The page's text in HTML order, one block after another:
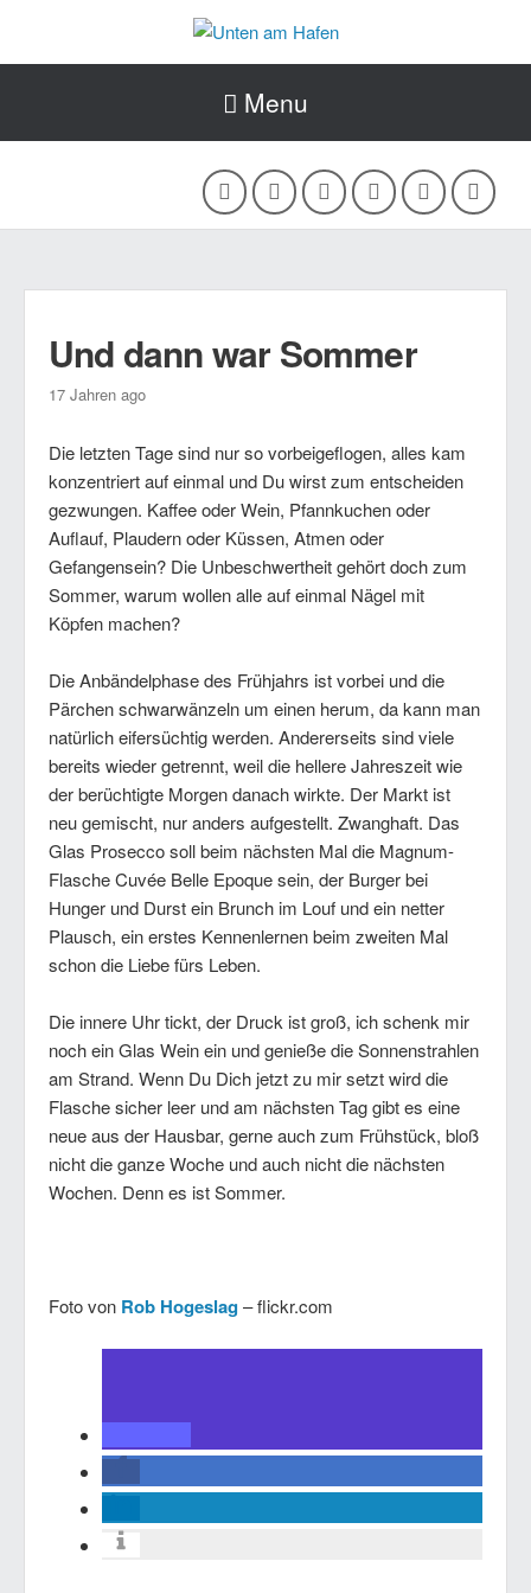
Menu
Und dann war Sommer
17 Jahren ago
Die letzten Tage sind nur so vorbeigeflogen, alles kam
konzentriert auf einmal und Du wirst zum entscheiden
gezwungen. Kaffee oder Wein, Pfannkuchen oder
Auflauf, Plaudern oder Küssen, Atmen oder
Gefangensein? Die Unbeschwertheit gehört doch zum
Sommer, warum wollen alle auf einmal Nägel mit
Köpfen machen?
Die Anbändelphase des Frühjahrs ist vorbei und die
Pärchen schwarwänzeln um einen herum, da kann man
natürlich eifersüchtig werden. Andererseits sind viele
bereits wieder getrennt, weil die hellere Jahreszeit wie
der berüchtigte Morgen danach wirkte. Der Markt ist
neu gemischt, nur anders aufgestellt. Zwanghaft. Das
Glas Prosecco soll beim nächsten Mal die Magnum-
Flasche Cuvée Belle Epoque sein, der Burger bei
Hunger und Durst ein Brunch im Louf und ein netter
Plausch, ein erstes Kennenlernen beim zweiten Mal
schon die Liebe fürs Leben.
Die innere Uhr tickt, der Druck ist groß, ich schenk mir
noch ein Glas Wein ein und genieße die Sonnenstrahlen
am Strand. Wenn Du Dich jetzt zu mir setzt wird die
Flasche sicher leer und am nächsten Tag gibt es eine
neue aus der Hausbar, gerne auch zum Frühstück, bloß
nicht die ganze Woche und auch nicht die nächsten
Wochen. Denn es ist Sommer.
Foto von Rob Hogeslag– flickr.com